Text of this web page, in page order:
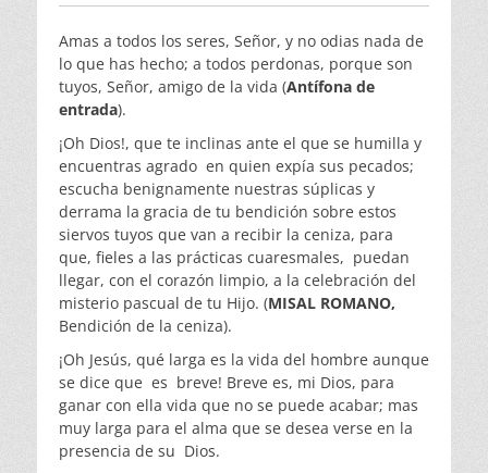
Amas a todos los seres, Señor, y no odias nada de
lo que has hecho; a todos perdonas, porque son
tuyos, Señor, amigo de la vida (Antífona de
entrada).
¡Oh Dios!, que te inclinas ante el que se humilla y
encuentras agrado en quien expía sus pecados;
escucha benignamente nuestras súplicas y
derrama la gracia de tu bendición sobre estos
siervos tuyos que van a recibir la ceniza, para
que, fieles a las prácticas cuaresmales, puedan
llegar, con el corazón limpio, a la celebración del
misterio pascual de tu Hijo. (MISAL ROMANO,
Bendición de la ceniza).
¡Oh Jesús, qué larga es la vida del hombre aunque
se dice que es breve! Breve es, mi Dios, para
ganar con ella vida que no se puede acabar; mas
muy larga para el alma que se desea verse en la
presencia de su Dios.